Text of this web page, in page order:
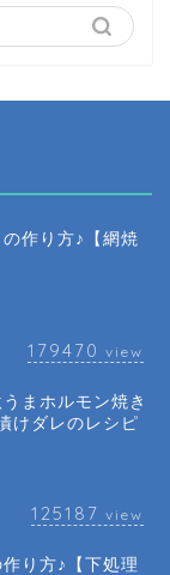
作り方♪【網焼
179470 view
まホルモン焼き
けダレのレシピ
125187 view
り方♪【下処理